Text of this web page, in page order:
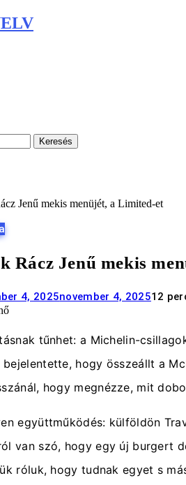
Jenű mekis menüjét, a Limited-et
Rácz Jenű mekis
4, 2025november 4, 202512
tűnhet: a Michelin-
bejelentette, hogy összeállt a
hogy megnézze, mit
együttműködés: külföldön
van szó, hogy egy új burgert
róluk, hogy tudnak egyet s